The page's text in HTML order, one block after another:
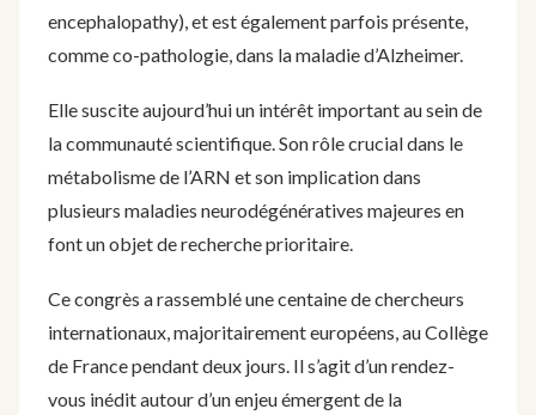
encephalopathy), et est également parfois présente,
comme co-pathologie, dans la maladie d’Alzheimer.
Elle suscite aujourd’hui un intérêt important au sein de
la communauté scientifique. Son rôle crucial dans le
métabolisme de l’ARN et son implication dans
plusieurs maladies neurodégénératives majeures en
font un objet de recherche prioritaire.
Ce congrès a rassemblé une centaine de chercheurs
internationaux, majoritairement européens, au Collège
de France pendant deux jours. Il s’agit d’un rendez-
vous inédit autour d’un enjeu émergent de la